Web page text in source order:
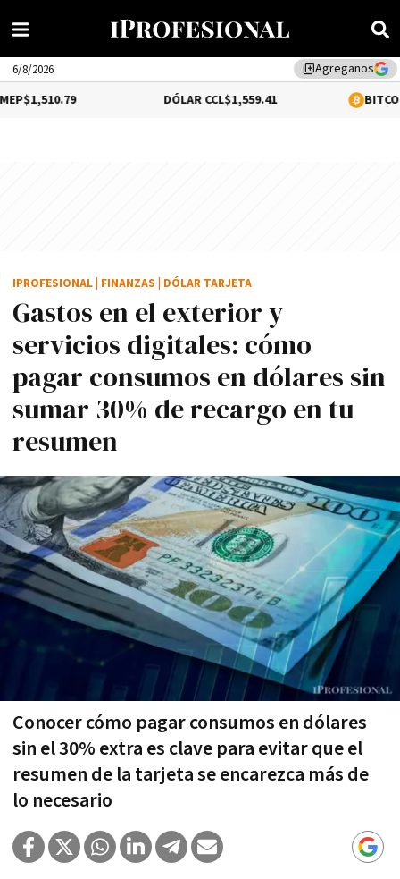
library_addAgreganos
6/8/2026
$1,559.41 0.18%
Gastos en el exterior y
servicios digitales: cómo
pagar consumos en dólares sin
sumar 30% de recargo en tu
resumen
Conocer cómo pagar consumos en dólares
sin el 30% extra es clave para evitar que el
resumen de la tarjeta se encarezca más de
lo necesario
IPROFESIONAL FINANZAS DÓLAR TARJETA